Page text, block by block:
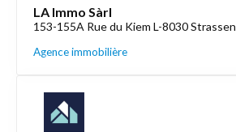
LA Immo Sàrl
153-155A Rue du Kiem L-8030 Strassen
Agence immobilière